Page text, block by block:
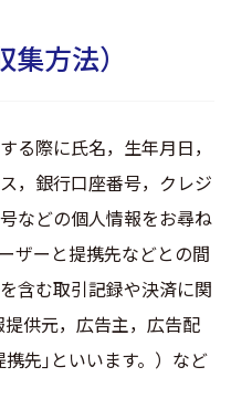
方法）
る際に氏名，生年月日，
，銀行口座番号，クレジ
などの個人情報をお尋ね
ザーと提携先などとの間
含む取引記録や決済に関
供元，広告主，広告配
先｣といいます。）など